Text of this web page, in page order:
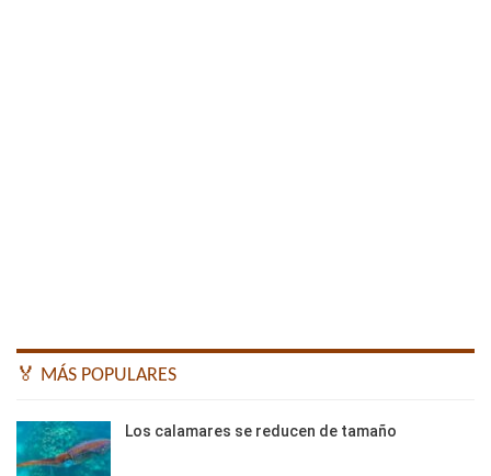
🏅 MÁS POPULARES
Los calamares se reducen de tamaño